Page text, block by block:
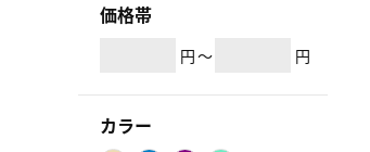
価格帯
円～ 円
カラー